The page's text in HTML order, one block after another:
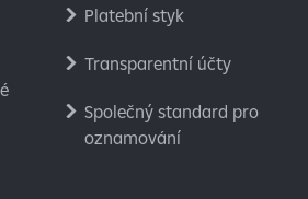
Platební styk
Transparentní účty
Společný standard pro
oznamování